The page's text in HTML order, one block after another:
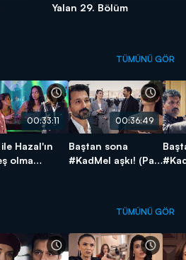
Yalan 29. Bölüm
TÜMÜNÜ GÖR
00:33:11
Hazal'ın
olma
00:36:49
Baştan sona
#KadMel aşkı! (Part
TÜMÜNÜ GÖR